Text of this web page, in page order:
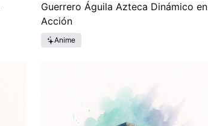
Guerrero Águila Azteca Dinámico en
Acción
Anime